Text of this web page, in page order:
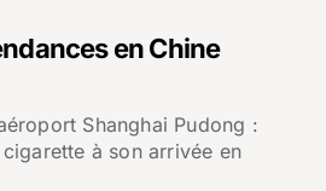
en Chine
Shanghai Pudong :
à son arrivée en